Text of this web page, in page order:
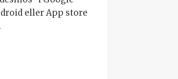
eller App store